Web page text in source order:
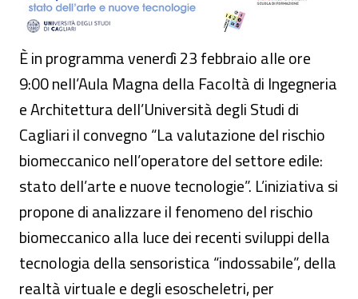
È in programma venerdì 23 febbraio alle ore
9:00 nell’Aula Magna della Facoltà di Ingegneria
e Architettura dell’Università degli Studi di
Cagliari il convegno “La valutazione del rischio
biomeccanico nell’operatore del settore edile:
stato dell’arte e nuove tecnologie”. L’iniziativa si
propone di analizzare il fenomeno del rischio
biomeccanico alla luce dei recenti sviluppi della
tecnologia della sensoristica “indossabile”, della
realtà virtuale e degli esoscheletri, per